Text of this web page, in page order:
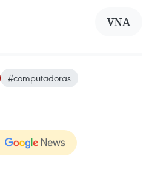
VNA
#computadoras